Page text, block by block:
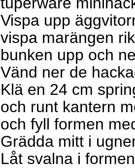
Vispa upp
vispa marängen
bunken upp och
Vänd ner de
Klä en 24 cm
och runt kantern
och fyll formen
Grädda mitt i
Låt svalna i formen